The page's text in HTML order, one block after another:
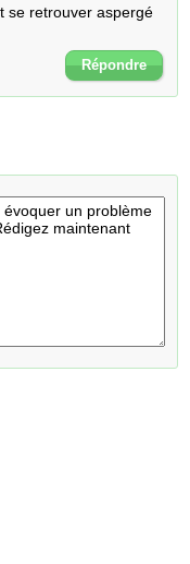
se retrouver aspergé
Répondre